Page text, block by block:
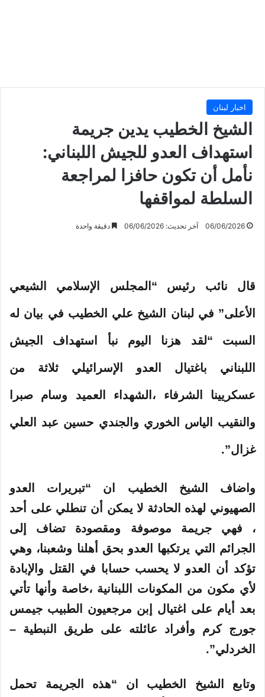
اخبار لبنان
الشيخ الخطيب يدين جريمة
استهداف العدو للجيش اللبناني:
نأمل أن تكون حافزا لمراجعة
السلطة لمواقفها
06/06/2026 آخر تحديث: 06/06/2026 دقيقة واحدة
قال نائب رئيس “المجلس الإسلامي الشيعي
الأعلى” في لبنان الشيخ علي الخطيب في بيان له
السبت “لقد هزنا اليوم نبأ استهداف الجيش
اللبناني باغتيال العدو الإسرائيلي ثلاثة من
عسكريينا الشرفاء ،الشهداء العميد وسام صبرا
والنقيب الياس الخوري والجندي حسين عبد العلي
غزال”.
واضاف الشيخ الخطيب ان “تبريرات العدو
الصهيوني لهذه الحادثة لا يمكن أن تنطلي على أحد
، فهي جريمة موصوفة ومقصودة تضاف إلى
الجرائم التي يرتكبها العدو بحق أهلنا وشعبنا، وهي
تؤكد أن العدو لا يحسب حسابا في القتل والإبادة
لأي مكون من المكونات اللبنانية ،خاصة وأنها تأتي
بعد أيام على اغتيال إبن مرجعيون الطبيب جيمس
جورج كرم وأفراد عائلته على طريق النبطية –
الخردلي”.
وتابع الشيخ الخطيب ان “هذه الجريمة تحمل